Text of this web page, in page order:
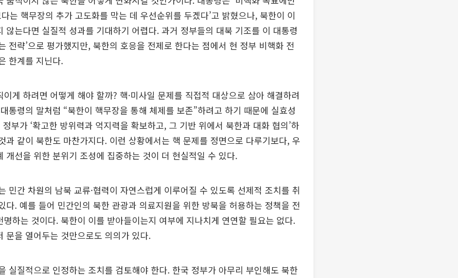
는 핵무장의 추가 고도화를 막는 데 우선순위를 두겠다’고 밝혔으나, 북한이 이
않는다면 실질적 성과를 기대하기 어렵다. 과거 정부들의 대북 기조를 이 대통령
전략’으로 평가했지만, 북한의 호응을 전제로 한다는 점에서 현 정부 비핵화 전
한계를 지닌다.
이게 하려면 어떻게 해야 할까? 핵·미사일 문제를 직접적 대상으로 삼아 해결하려
통령의 말처럼 “북한이 핵무장을 통해 체제를 보존”하려고 하기 때문에 실효성
부가 ‘확고한 방위력과 억지력을 확보하고, 그 기반 위에서 북한과 대화 협의’하
과 같이 북한도 마찬가지다. 이런 상황에서는 핵 문제를 정면으로 다루기보다, 우
개선을 위한 분위기 조성에 집중하는 것이 더 현실적일 수 있다.
민간 차원의 남북 교류·협력이 자연스럽게 이루어질 수 있도록 선제적 조치를 취
다. 예를 들어 민간인의 북한 관광과 의료지원을 위한 방북을 허용하는 정책을 전
명하는 것이다. 북한이 이를 받아들이는지 여부에 지나치게 연연할 필요는 없다.
문을 열어두는 것만으로도 의의가 있다.
실질적으로 인정하는 조치를 검토해야 한다. 한국 정부가 아무리 부인해도 북한